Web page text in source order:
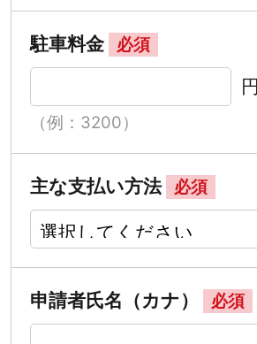
駐車料金 必須
円
（例：3200）
主な支払い方法 必須
申請者氏名（カナ） 必須